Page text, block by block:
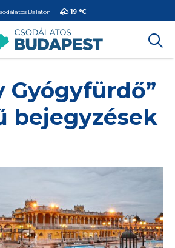
Balaton 19 °C
Gyógyfürdő”
bejegyzések